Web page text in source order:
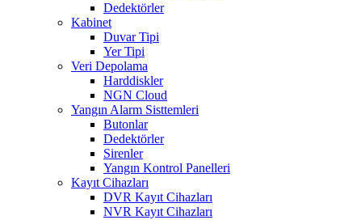
Dedektörler
Kabinet
Duvar Tipi
Yer Tipi
Veri Depolama
Harddiskler
NGN Cloud
Yangın Alarm Sisttemleri
Butonlar
Dedektörler
Sirenler
Yangın Kontrol Panelleri
Kayıt Cihazları
DVR Kayıt Cihazları
NVR Kayıt Cihazları